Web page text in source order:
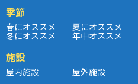
季節
春にオススメ 夏にオススメ
冬にオススメ 年中オススメ
施設
屋内施設 屋外施設